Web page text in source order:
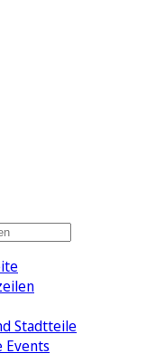
Stadtteile
Events